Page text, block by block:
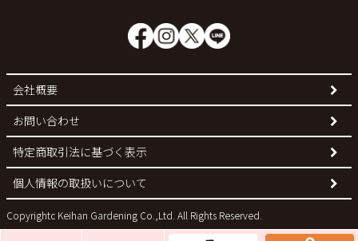
会社概要
お問い合わせ
特定商取引法に基づく表示
個人情報の取扱いについて
Copyrightc Keihan Gardening Co.,Ltd. All Rights Reserved.